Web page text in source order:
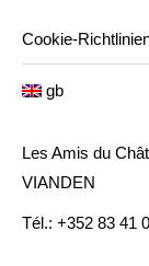
Cookie-
gb
Les Amis du
VIANDEN
Tél.: +352 83 41